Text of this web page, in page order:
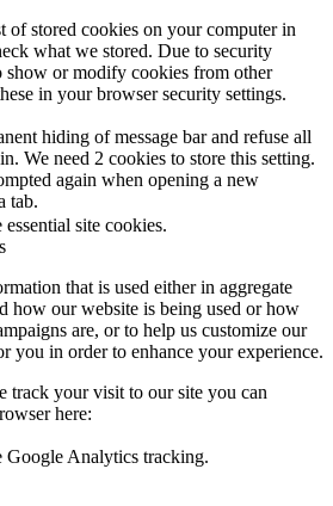
stored cookies on your computer in
what we stored. Due to security
show or modify cookies from other
in your browser security settings.
hiding of message bar and refuse all
We need 2 cookies to store this setting.
again when opening a new
tab.
site cookies.
that is used either in aggregate
how our website is being used or how
are, or to help us customize our
you in order to enhance your experience.
track your visit to our site you can
here:
Google Analytics tracking.